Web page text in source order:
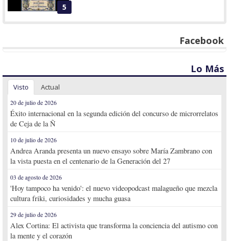
5
Facebook
Lo Más
Visto Actual
20 de julio de 2026
Éxito internacional en la segunda edición del concurso de microrrelatos
de Ceja de la Ñ
10 de julio de 2026
Andrea Aranda presenta un nuevo ensayo sobre María Zambrano con
la vista puesta en el centenario de la Generación del 27
03 de agosto de 2026
'Hoy tampoco ha venido': el nuevo videopodcast malagueño que mezcla
cultura friki, curiosidades y mucha guasa
29 de julio de 2026
Alex Cortina: El activista que transforma la conciencia del autismo con
la mente y el corazón